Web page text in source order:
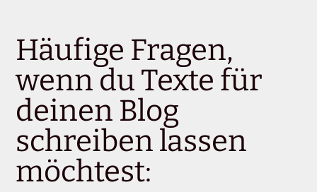
Häufige Fragen,
wenn du Texte für
deinen Blog
schreiben lassen
möchtest: